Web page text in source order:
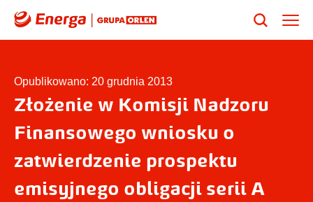
Opublikowano: 20 grudnia 2013
Złożenie w Komisji Nadzoru
Finansowego wniosku o
zatwierdzenie prospektu
emisyjnego obligacji serii A